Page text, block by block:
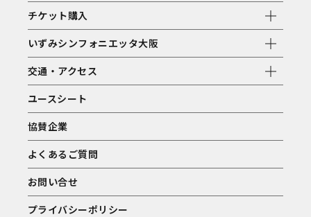
チケット購入
いずみシンフォニエッタ大阪
交通・アクセス
ユースシート
協賛企業
よくあるご質問
お問い合せ
プライバシーポリシー